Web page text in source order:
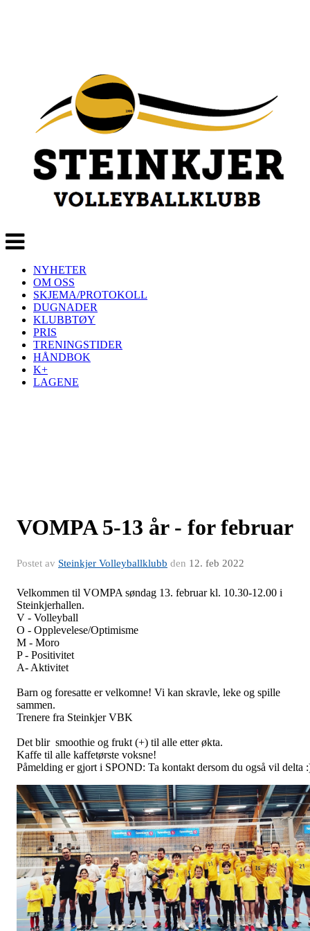
Veksle
navigasjon
NYHETER
OM OSS
SKJEMA/PROTOKOLL
DUGNADER
KLUBBTØY
PRIS
TRENINGSTIDER
HÅNDBOK
K+
LAGENE
VOMPA 5-13 år - for februar
Postet av Steinkjer Volleyballklubb den 12. feb 2022
Velkommen til VOMPA søndag 13. februar kl. 10.30-12.00 i
Steinkjerhallen.
V - Volleyball
O - Opplevelese/Optimisme
M - Moro
P - Positivitet
A- Aktivitet
Barn og foresatte er velkomne! Vi kan skravle, leke og spille
sammen.
Trenere fra Steinkjer VBK
Det blir smoothie og frukt (+) til alle etter økta.
Kaffe til alle kaffetørste voksne!
Påmelding er gjort i SPOND: Ta kontakt dersom du også vil delta